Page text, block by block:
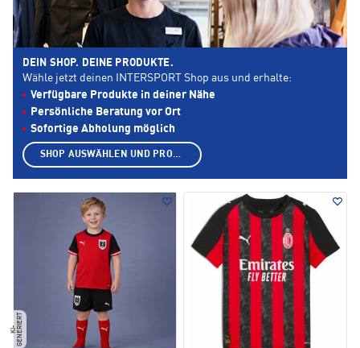
KI
-
G
E
N
E
RI
E
R T
DEIN SHOP. DEINE PRODUKTE.
Wähle jetzt deinen INTERSPORT Shop aus und erhalte:
Verfügbare Produkte in deiner Nähe
Persönliche Beratung vor Ort
Sofortige Abholung möglich
SHOP AUSWÄHLEN UND PRODUKTE ANZEIGEN